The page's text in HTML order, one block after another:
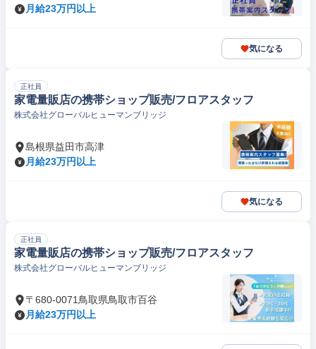
月給23万円以上
気になる
正社員
家電量販店の携帯ショップ販売/フロアスタッフ
株式会社グローバルヒューマンブリッジ
島根県益田市高津
月給23万円以上
気になる
正社員
家電量販店の携帯ショップ販売/フロアスタッフ
株式会社グローバルヒューマンブリッジ
〒680-0071鳥取県鳥取市百谷
月給23万円以上